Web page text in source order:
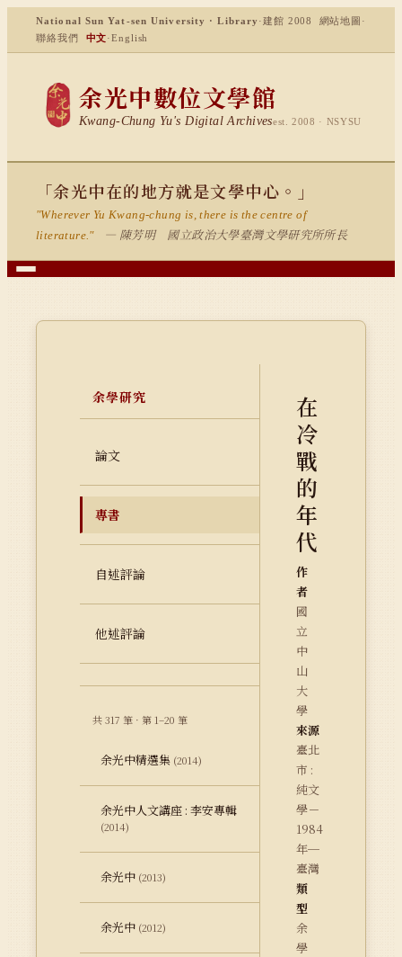
National Sun Yat-sen University · Library ·建館 2008 網站地圖 ·
聯絡我們
中文·English
余光中數位文學館
Kwang-Chung Yu's Digital Archivesest. 2008 · NSYSU
「余光中在的地方就是文學中心。」
"Wherever Yu Kwang-chung is, there is the centre of
literature."
— 陳芳明 國立政治大學臺灣文學研究所所長
余學研究
論文
專書
自述評論
他述評論
共 317 筆 · 第 1–20 筆
余光中精選集 (2014)
余光中人文講座 : 李安專輯
(2014)
余光中 (2013)
余光中 (2012)
在
冷
戰
的
年
代
作
者
國
立
中
山
大
學
來源
臺北
市 :
純文
學－
1984
年─
臺灣
類
型
余
學